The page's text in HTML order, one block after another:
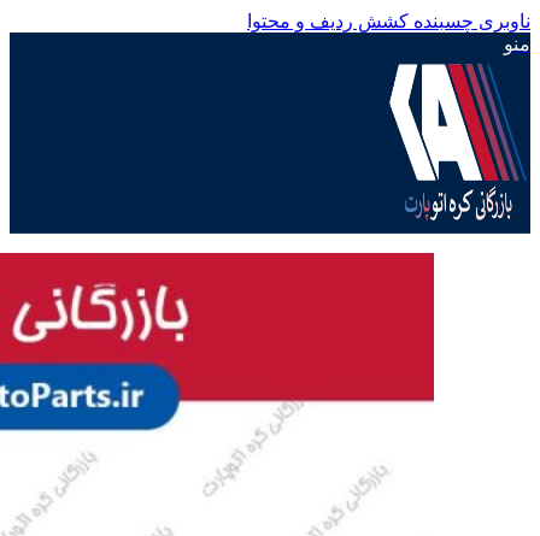
ناوبری چسبنده کشش ردیف و محتوا
منو